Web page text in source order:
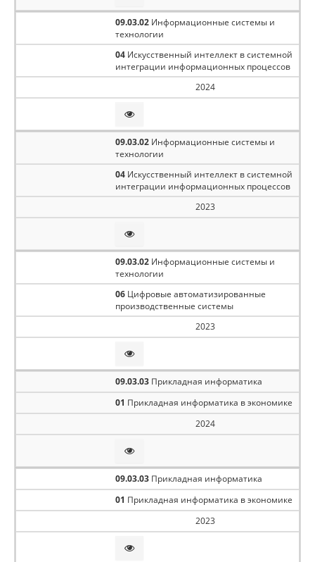
09.03.02 Информационные системы и
технологии
04 Искусственный интеллект в системной
интеграции информационных процессов
2024
09.03.02 Информационные системы и
технологии
04 Искусственный интеллект в системной
интеграции информационных процессов
2023
09.03.02 Информационные системы и
технологии
06 Цифровые автоматизированные
производственные системы
2023
09.03.03 Прикладная информатика
01 Прикладная информатика в экономике
2024
09.03.03 Прикладная информатика
01 Прикладная информатика в экономике
2023